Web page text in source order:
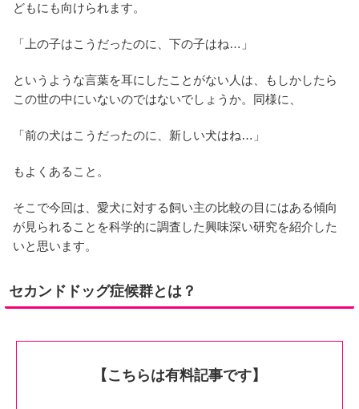
どもにも向けられます。
「上の子はこうだったのに、下の子はね…」
というような言葉を耳にしたことがない人は、もしかしたら
この世の中にいないのではないでしょうか。同様に、
「前の犬はこうだったのに、新しい犬はね…」
もよくあること。
そこで今回は、愛犬に対する飼い主の比較の目にはある傾向
が見られることを科学的に調査した興味深い研究を紹介した
いと思います。
セカンドドッグ症候群とは？
【こちらは有料記事です】